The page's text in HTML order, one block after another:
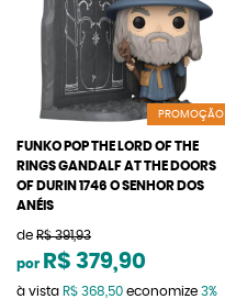
PROMOÇÃO
FUNKO POP THE LORD OF THE
RINGS GANDALF AT THE DOORS
OF DURIN 1746 O SENHOR DOS
ANÉIS
de R$ 391,93
por R$ 379,90
à vista R$ 368,50 economize 3%